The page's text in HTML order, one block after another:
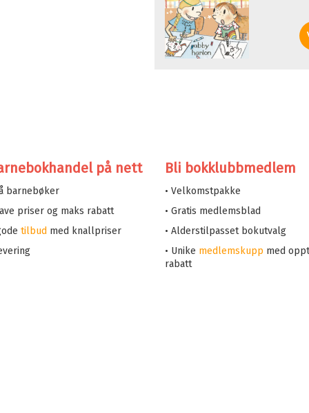
på nett
barnebøker
priser og maks rabatt
tilbud med knallpriser
Bli bokklubbmedlem
• Velkomstpakke
• Gratis medlemsblad
• Alderstilpasset bokutvalg
• Unike medlemskupp med
rabatt